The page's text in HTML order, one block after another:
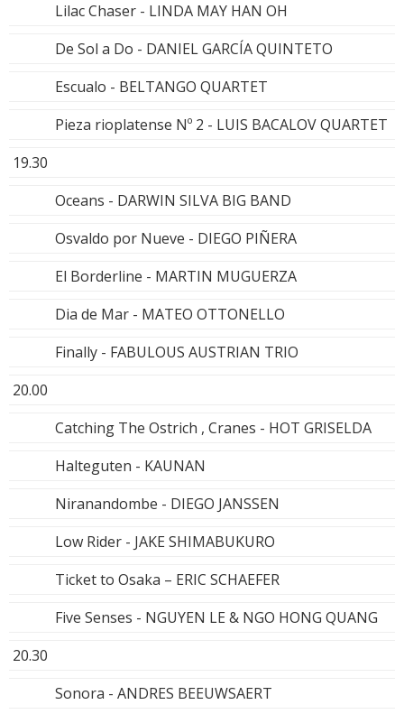
Lilac Chaser - LINDA MAY HAN OH
De Sol a Do - DANIEL GARCÍA QUINTETO
Escualo - BELTANGO QUARTET
Pieza rioplatense Nº 2 - LUIS BACALOV QUARTET
19.30
Oceans - DARWIN SILVA BIG BAND
Osvaldo por Nueve - DIEGO PIÑERA
El Borderline - MARTIN MUGUERZA
Dia de Mar - MATEO OTTONELLO
Finally - FABULOUS AUSTRIAN TRIO
20.00
Catching The Ostrich , Cranes - HOT GRISELDA
Halteguten - KAUNAN
Niranandombe - DIEGO JANSSEN
Low Rider - JAKE SHIMABUKURO
Ticket to Osaka – ERIC SCHAEFER
Five Senses - NGUYEN LE & NGO HONG QUANG
20.30
Sonora - ANDRES BEEUWSAERT